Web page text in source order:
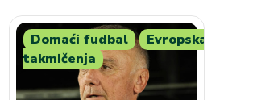
Domaći fudbal
Evropska
takmičenja